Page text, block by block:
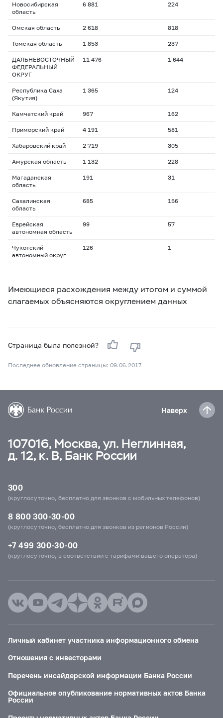
Новосибирская
область
6 881 224
Омская область 2 618 818
Томская область 1 853 237
ДАЛЬНЕВОСТОЧНЫЙ
ФЕДЕРАЛЬНЫЙ
ОКРУГ
11 476 1 644
Республика Саха
(Якутия)
1 365 124
Камчатский край 967 162
Приморский край 4 191 581
Хабаровский край 2 719 305
Амурская область 1 132 228
Магаданская
область
191 31
Сахалинская
область
685 156
Еврейская
автономная область
99 57
Чукотский
автономный округ
126 1
Имеющиеся расхождения между итогом и суммой
слагаемых объясняются округлением данных
Страница была полезной?
Последнее обновление страницы: 09.06.2017
Наверх
107016, Москва, ул. Неглинная,
д. 12, к. В, Банк России
300
(круглосуточно, бесплатно для звонков с мобильных телефонов)
8 800 300-30-00
(круглосуточно, бесплатно для звонков из регионов России)
+7 499 300-30-00
(круглосуточно, в соответствии с тарифами вашего оператора)
Личный кабинет участника информационного обмена
Отношения с инвесторами
Перечень инсайдерской информации Банка России
Официальное опубликование нормативных актов Банка
России